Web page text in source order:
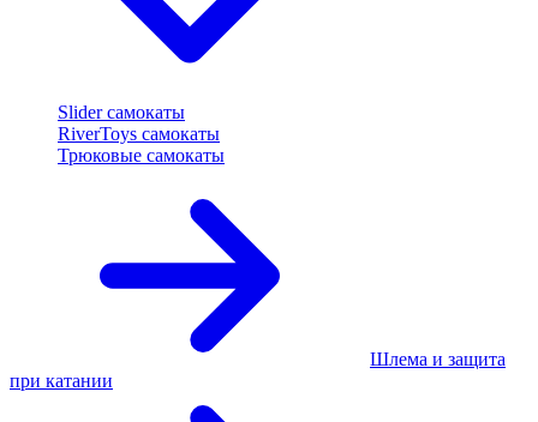
Slider самокаты
RiverToys самокаты
Трюковые самокаты
Шлема и защита
при катании